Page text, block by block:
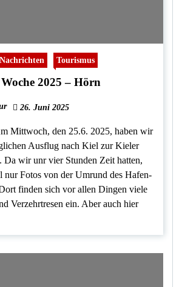
Nachrichten Tourismus
2025 – Hörn
26. Juni 2025
Mittwoch, den 25.6. 2025, haben wir
Ausflug nach Kiel zur Kieler
Da wir unr vier Stunden Zeit hatten,
nur Fotos von der Umrund des Hafen-
finden sich vor allen Dingen viele
Verzehrtresen ein. Aber auch hier